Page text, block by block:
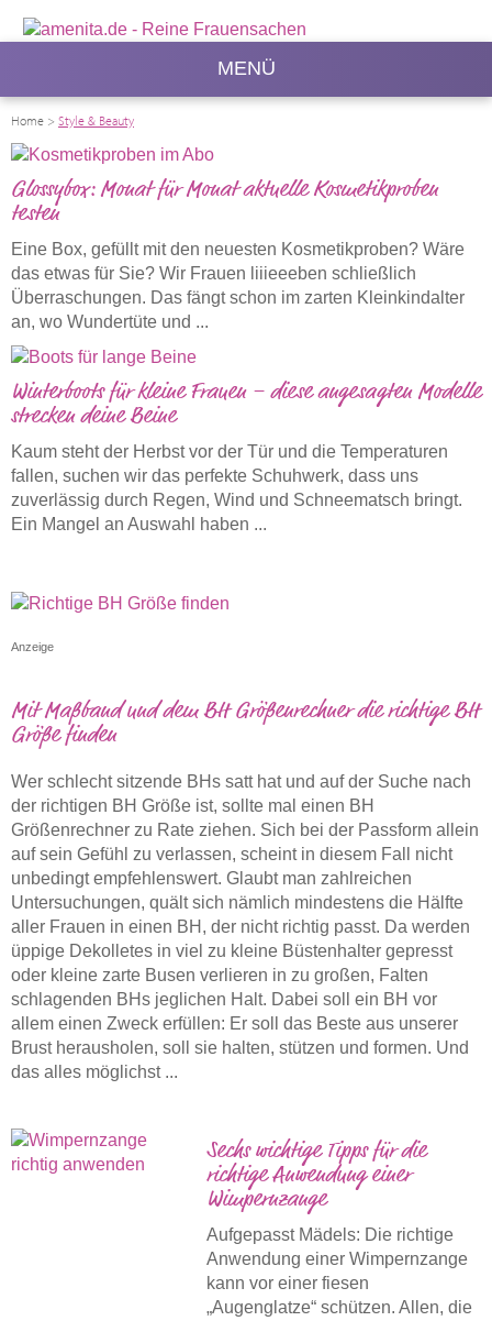
MENÜ
Home > Style & Beauty
Glossybox: Monat für Monat aktuelle Kosmetikproben
testen
Eine Box, gefüllt mit den neuesten Kosmetikproben? Wäre
das etwas für Sie? Wir Frauen liiieeeben schließlich
Überraschungen. Das fängt schon im zarten Kleinkindalter
an, wo Wundertüte und ...
Winterboots für kleine Frauen – diese angesagten Modelle
strecken deine Beine
Kaum steht der Herbst vor der Tür und die Temperaturen
fallen, suchen wir das perfekte Schuhwerk, dass uns
zuverlässig durch Regen, Wind und Schneematsch bringt.
Ein Mangel an Auswahl haben ...
Anzeige
Mit Maßband und dem BH Größenrechner die richtige BH
Größe finden
Wer schlecht sitzende BHs satt hat und auf der Suche nach
der richtigen BH Größe ist, sollte mal einen BH
Größenrechner zu Rate ziehen. Sich bei der Passform allein
auf sein Gefühl zu verlassen, scheint in diesem Fall nicht
unbedingt empfehlenswert. Glaubt man zahlreichen
Untersuchungen, quält sich nämlich mindestens die Hälfte
aller Frauen in einen BH, der nicht richtig passt. Da werden
üppige Dekolletes in viel zu kleine Büstenhalter gepresst
oder kleine zarte Busen verlieren in zu großen, Falten
schlagenden BHs jeglichen Halt. Dabei soll ein BH vor
allem einen Zweck erfüllen: Er soll das Beste aus unserer
Brust herausholen, soll sie halten, stützen und formen. Und
das alles möglichst ...
Sechs wichtige Tipps für die
richtige Anwendung einer
Wimpernzange
Aufgepasst Mädels: Die richtige
Anwendung einer Wimpernzange
kann vor einer fiesen
„Augenglatze“ schützen. Allen, die